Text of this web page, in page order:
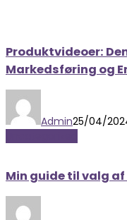
Produktvideoer:
Markedsføring og
Admin25/04/
Min guide til valg